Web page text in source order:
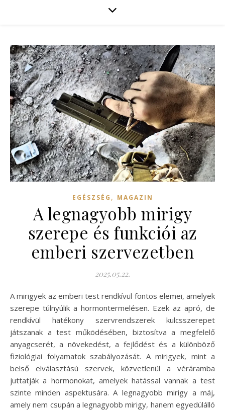
EGÉSZSÉG , MAGAZIN
A legnagyobb mirigy
szerepe és funkciói az
emberi szervezetben
2025.05.22.
A mirigyek az emberi test rendkívül fontos elemei, amelyek
szerepe túlnyúlik a hormontermelésen. Ezek az apró, de
rendkívül hatékony szervrendszerek kulcsszerepet
játszanak a test működésében, biztosítva a megfelelő
anyagcserét, a növekedést, a fejlődést és a különböző
fiziológiai folyamatok szabályozását. A mirigyek, mint a
belső elválasztású szervek, közvetlenül a véráramba
juttatják a hormonokat, amelyek hatással vannak a test
szinte minden aspektusára. A legnagyobb mirigy a máj,
amely nem csupán a legnagyobb mirigy, hanem egyedülálló